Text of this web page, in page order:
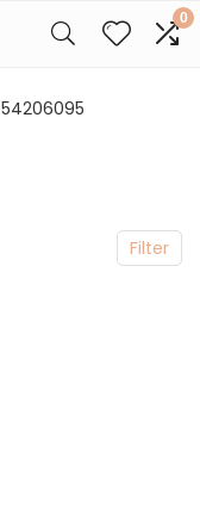
0
‎54206095
Filter